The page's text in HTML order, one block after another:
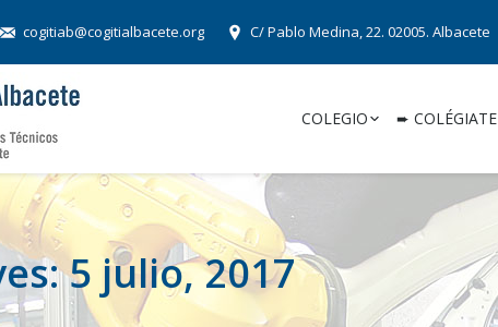
cogitiab@cogitialbacete.org C/ Pablo Medina, 22. 02005. Albacete
COLEGIO ➨ COLÉGIATE
5 julio, 2017